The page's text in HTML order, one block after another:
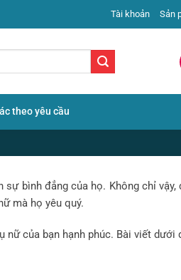
Tài khoản Sản
theo yêu cầu
và ý nghĩa
bình đẳng của họ. Không chỉ vậy,
mà họ yêu quý.
nữ của bạn hạnh phúc. Bài viết dưới